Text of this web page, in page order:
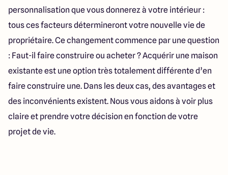
personnalisation que vous donnerez à votre intérieur :
tous ces facteurs détermineront votre nouvelle vie de
propriétaire. Ce changement commence par une question
: Faut-il faire construire ou acheter ? Acquérir une maison
existante est une option très totalement différente d’en
faire construire une. Dans les deux cas, des avantages et
des inconvénients existent. Nous vous aidons à voir plus
claire et prendre votre décision en fonction de votre
projet de vie.